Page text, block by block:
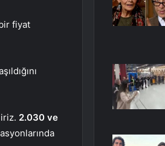
fiyat
2.030 ve